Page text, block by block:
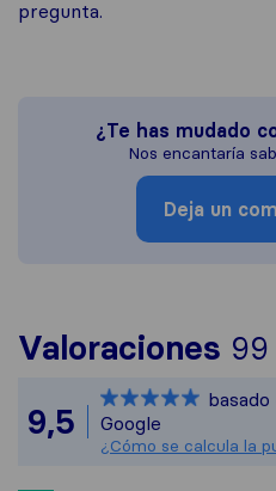
pregunta.
¿Te has mudado
Nos encantaría
Deja un
Valoraciones 99
9,5
basado
Google
¿Cómo se calcula la